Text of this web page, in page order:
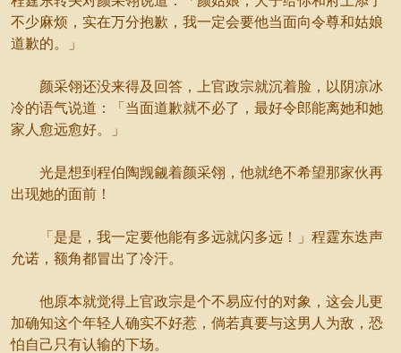
不少麻烦，实在万分抱歉，我一定会要他当面向令尊和姑娘
道歉的。」
颜采翎还没来得及回答，上官政宗就沉着脸，以阴凉冰
冷的语气说道：「当面道歉就不必了，最好令郎能离她和她
家人愈远愈好。」
光是想到程伯陶觊觎着颜采翎，他就绝不希望那家伙再
出现她的面前！
「是是，我一定要他能有多远就闪多远！」程霆东迭声
允诺，额角都冒出了冷汗。
他原本就觉得上官政宗是个不易应付的对象，这会儿更
加确知这个年轻人确实不好惹，倘若真要与这男人为敌，恐
怕自己只有认输的下场。